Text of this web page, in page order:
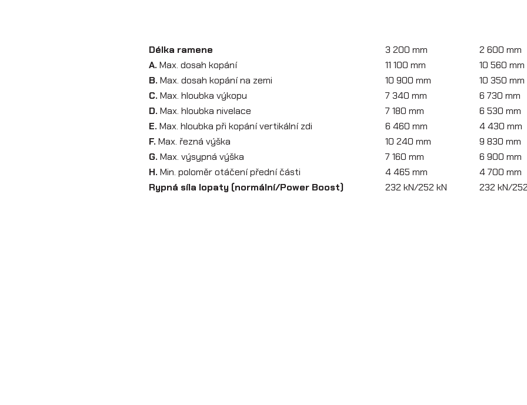
Délka ramene 3 200 mm
2 600 mm
A. Max. dosah kopání 11 100 mm
10 560 mm
B. Max. dosah kopání na zemi 10 900 mm
10 350 mm
C. Max. hloubka výkopu 7 340 mm
6 730 mm
D. Max. hloubka nivelace 7 180 mm
6 530 mm
E. Max. hloubka při kopání vertikální zdi 6 460 mm
4 430 mm
F. Max. řezná výška 10 240 mm
9 830 mm
G. Max. výsypná výška 7 160 mm
6 900 mm
H. Min. poloměr otáčení přední části 4 465 mm
4 700 mm
Rypná síla lopaty (normální/Power Boost)
232 kN/252 kN 232 kN/